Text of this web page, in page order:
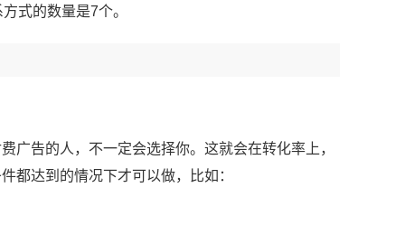
式的数量是7个。
广告的人，不一定会选择你。这就会在转化率上，
都达到的情况下才可以做，比如：